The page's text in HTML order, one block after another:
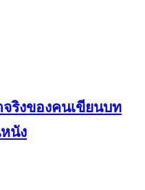
ริงของคนเขียนบท
นัง